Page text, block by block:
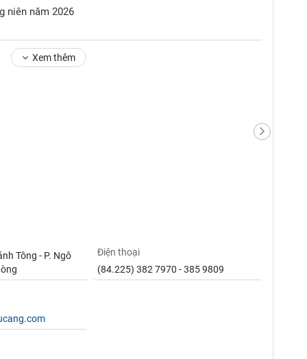
niên năm 2026
Xem thêm
Tông - P. Ngô
Điện thoại
(84.225) 382 7970 - 385 9809